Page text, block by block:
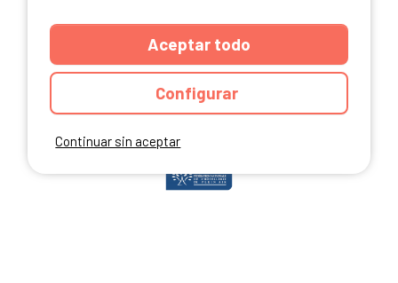
Continuar sin aceptar
Aceptar todo
Configurar